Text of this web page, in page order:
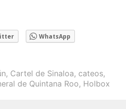
WhatsApp
, Cartel de Sinaloa, cateos,
de Quintana Roo, Holbox